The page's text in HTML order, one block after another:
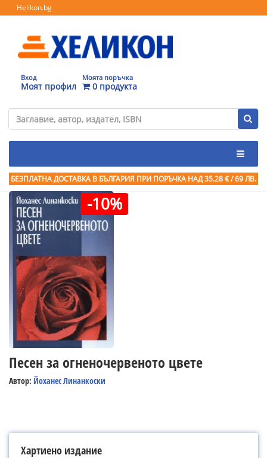
Helikon.bg
Вход
Моят профил
Моята поръчка
0 продукта
БЕЗПЛАТНА ДОСТАВКА В БЪЛГАРИЯ ПРИ ПОРЪЧКА НАД 35.28 € / 69 ЛВ.
-10%
Песен за огненочервеното цвете
Автор: Йоханес Линанкоски
Хартиено издание